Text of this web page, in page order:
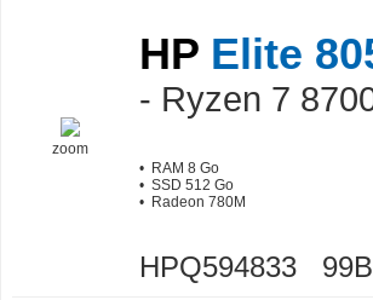
zoom
HP Elite
- Ryzen 7
• RAM 8 Go
• SSD 512 Go
• Radeon 780M
HPQ594833